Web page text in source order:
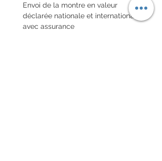
Envoi de la montre en valeur
déclarée nationale et internationale
avec assurance